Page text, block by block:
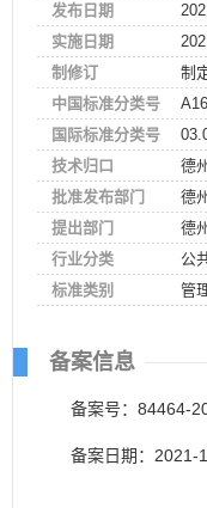
发布日期
实施日期
制修订
制
中国标准分类号
A16
国际标准分类号
技术归口
德
批准发布部门
德
提出部门
德
行业分类
公
标准类别
管
备案信息
备案号：84464-
备案日期：2021-